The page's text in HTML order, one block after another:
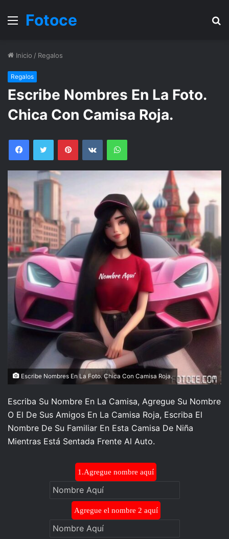
Menu
Fotoce
Inicio / Regalos
Regalos
Escribe Nombres En La Foto.
Chica Con Camisa Roja.
FacebookTwitter PinterestVKontakteWhatsApp
Escribe Nombres En La Foto. Chica Con Camisa Roja.
Escriba Su Nombre En La Camisa, Agregue Su Nombre
O El De Sus Amigos En La Camisa Roja, Escriba El
Nombre De Su Familiar En Esta Camisa De Niña
Mientras Está Sentada Frente Al Auto.
1.Agregue nombre aquí
Agregue el nombre 2 aquí